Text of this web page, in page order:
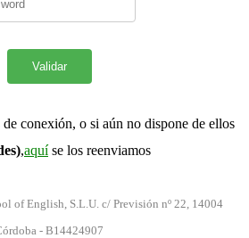
de conexión, o si aún no dispone de ellos
,aquíse los reenviamos
of English, S.L.U. c/ Previsión nº 22, 14004
- B14424907